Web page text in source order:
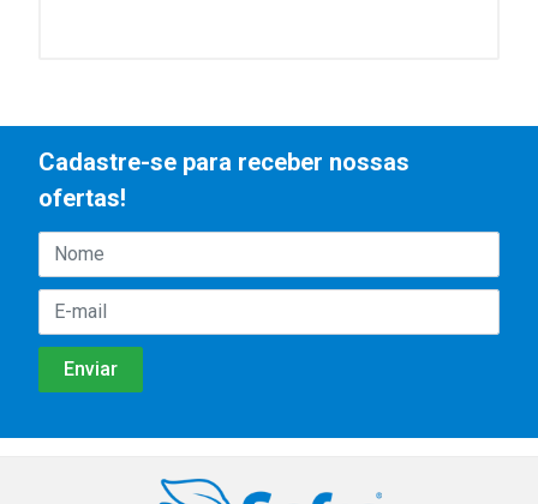
Cadastre-se para receber nossas
ofertas!